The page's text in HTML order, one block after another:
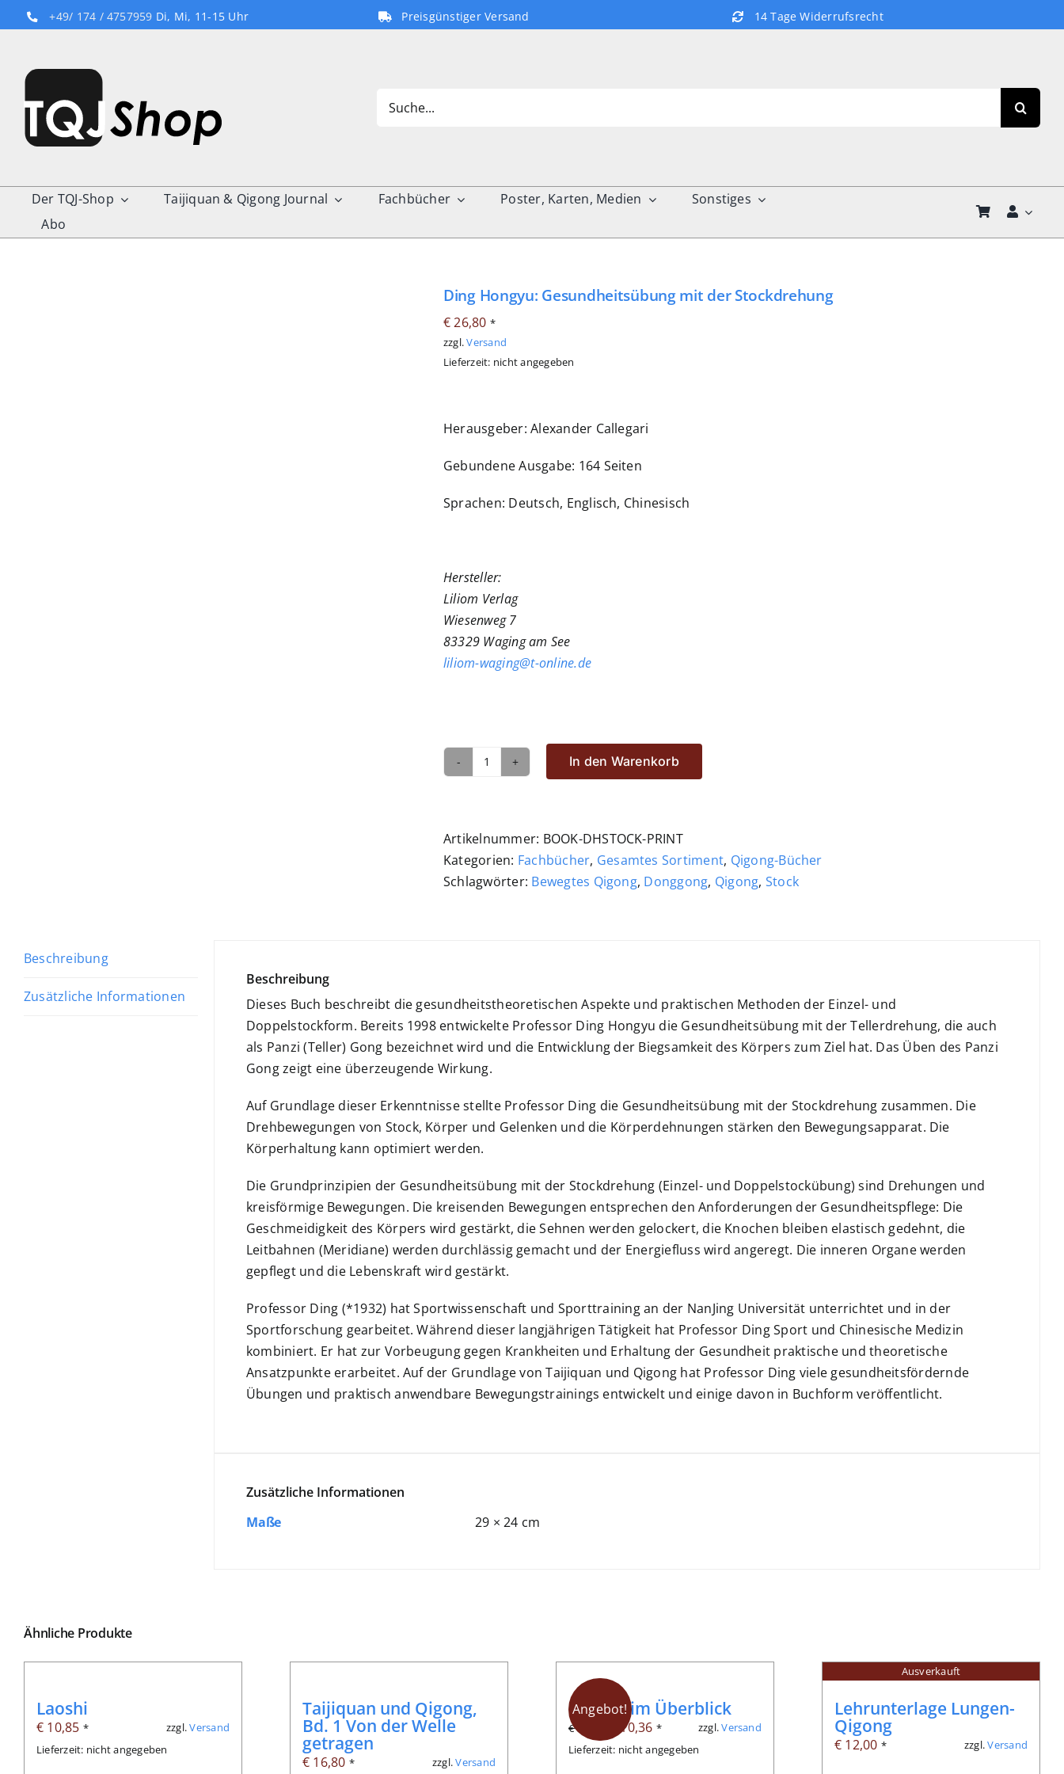
to
+49/ 174 / 4757959 Di, Mi, 11-15 Uhr Preisgünstiger Versand 14 Tage Widerrufsrecht
for:
Der TQJ-Shop Taijiquan & Qigong Journal Fachbücher Poster, Karten, Medien
Sonstiges
Abo
Ding Hongyu: Gesundheitsübung mit der Stockdrehung
€26,80 *
zzgl.Versand
Lieferzeit: nicht angegeben
Herausgeber: Alexander Callegari
Gebundene Ausgabe: 164 Seiten
Sprachen: Deutsch, Englisch, Chinesisch
Hersteller:
Liliom Verlag
Wiesenweg 7
83329 Waging am See
liliom-waging@t-online.de
Ding
mit
der
Stockdrehung
In den Warenkorb
Artikelnummer: BOOK-DHSTOCK-PRINT
Kategorien: Fachbücher, Gesamtes Sortiment, Qigong-Bücher
Schlagwörter: Bewegtes Qigong, Donggong, Qigong, Stock
Beschreibung
Zusätzliche Informationen
Beschreibung
Dieses Buch beschreibt die gesundheitstheoretischen Aspekte und praktischen Methoden der Einzel- und
Doppelstockform. Bereits 1998 entwickelte Professor Ding Hongyu die Gesundheitsübung mit der Tellerdrehung, die auch
als Panzi (Teller) Gong bezeichnet wird und die Entwicklung der Biegsamkeit des Körpers zum Ziel hat. Das Üben des Panzi
Gong zeigt eine überzeugende Wirkung.
Auf Grundlage dieser Erkenntnisse stellte Professor Ding die Gesundheitsübung mit der Stockdrehung zusammen. Die
Drehbewegungen von Stock, Körper und Gelenken und die Körperdehnungen stärken den Bewegungsapparat. Die
Körperhaltung kann optimiert werden.
Die Grundprinzipien der Gesundheitsübung mit der Stockdrehung (Einzel- und Doppelstockübung) sind Drehungen und
kreisförmige Bewegungen. Die kreisenden Bewegungen entsprechen den Anforderungen der Gesundheitspflege: Die
Geschmeidigkeit des Körpers wird gestärkt, die Sehnen werden gelockert, die Knochen bleiben elastisch gedehnt, die
Leitbahnen (Meridiane) werden durchlässig gemacht und der Energiefluss wird angeregt. Die inneren Organe werden
gepflegt und die Lebenskraft wird gestärkt.
Professor Ding (*1932) hat Sportwissenschaft und Sporttraining an der NanJing Universität unterrichtet und in der
Sportforschung gearbeitet. Während dieser langjährigen Tätigkeit hat Professor Ding Sport und Chinesische Medizin
kombiniert. Er hat zur Vorbeugung gegen Krankheiten und Erhaltung der Gesundheit praktische und theoretische
Ansatzpunkte erarbeitet. Auf der Grundlage von Taijiquan und Qigong hat Professor Ding viele gesundheitsfördernde
Übungen und praktisch anwendbare Bewegungstrainings entwickelt und einige davon in Buchform veröffentlicht.
Zusätzliche Informationen
Maße
29 × 24 cm
Ähnliche Produkte
Laoshi
€ 10,85 * zzgl.Versand
Lieferzeit: nicht angegeben
Taijiquan und Qigong,
Bd. 1 Von der Welle
getragen
€ 16,80 * zzgl.Versand
Angebot!
Qigong im Überblick
€14,80
Ursprünglicher
Preis
10,36Aktueller
Preis
* zzgl.Versand
Lieferzeit: nicht angegeben
Ausverkauft
Lehrunterlage Lungen-
Qigong
€ 12,00 * zzgl.Versand